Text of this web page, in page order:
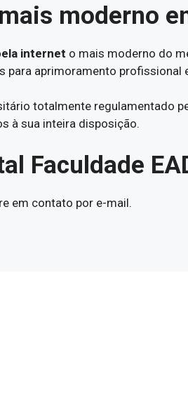
moderno
internet o mais moderno do
aprimoramento profissional
totalmente regulamentado
à sua inteira disposição.
Faculdade
em contato por e-mail.